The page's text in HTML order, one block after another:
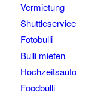
Vermietung
Shuttleservice
Fotobulli
Bulli mieten
Hochzeitsauto
Foodbulli